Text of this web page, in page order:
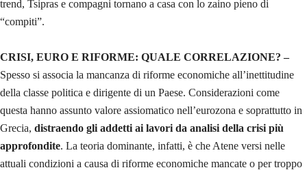
trend, Tsipras e compagni tornano a casa con lo zaino pieno di
“compiti”.
CRISI, EURO E RIFORME: QUALE CORRELAZIONE? –
Spesso si associa la mancanza di riforme economiche all’inettitudine
della classe politica e dirigente di un Paese. Considerazioni come
questa hanno assunto valore assiomatico nell’eurozona e soprattutto in
Grecia, distraendo gli addetti ai lavori da analisi della crisi più
approfondite. La teoria dominante, infatti, è che Atene versi nelle
attuali condizioni a causa di riforme economiche mancate o per troppo